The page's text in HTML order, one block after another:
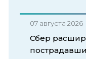
07 августа 2026
Сбер